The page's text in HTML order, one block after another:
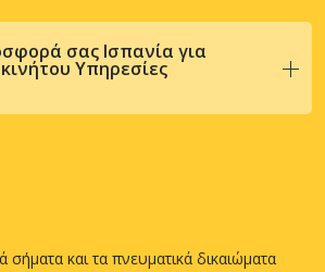
σας Ισπανία για
Υπηρεσίες
σήματα και τα πνευματικά δικαιώματα